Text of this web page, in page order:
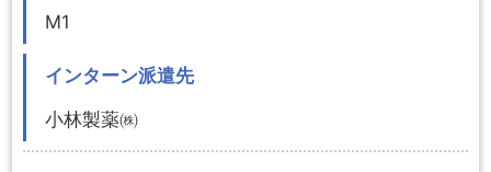
M1
インターン派遣先
小林製薬㈱